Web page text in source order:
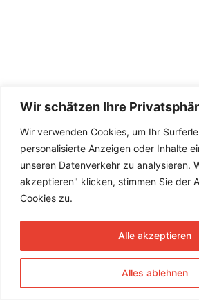
Wir schätzen Ihre
Wir verwenden Cookies, um Ihr
personalisierte Anzeigen oder Inhalte
unseren Datenverkehr zu analysieren.
akzeptieren" klicken, stimmen Sie der
Cookies zu.
Alles ablehnen
Alle akzeptieren